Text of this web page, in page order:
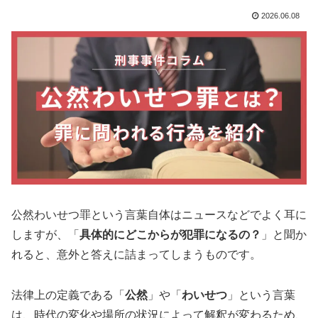
2026.06.08
公然わいせつ罪という言葉自体はニュースなどでよく耳に
しますが、「 具体的にどこからが犯罪になるの？ 」と聞か
れると、意外と答えに詰まってしまうものです。
法律上の定義である「 公然 」や「 わいせつ 」という言葉
は、時代の変化や場所の状況によって解釈が変わるため、